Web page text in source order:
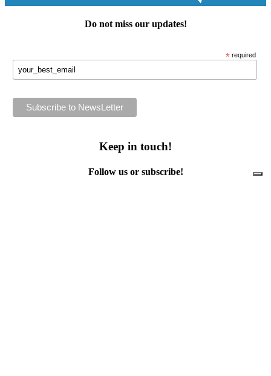
Do not miss our updates!
* required
Keep in touch!
Follow us or subscribe!